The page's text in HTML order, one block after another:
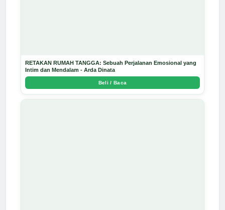
RETAKAN RUMAH TANGGA: Sebuah Perjalanan Emosional yang
Intim dan Mendalam - Arda Dinata
Beli / Baca